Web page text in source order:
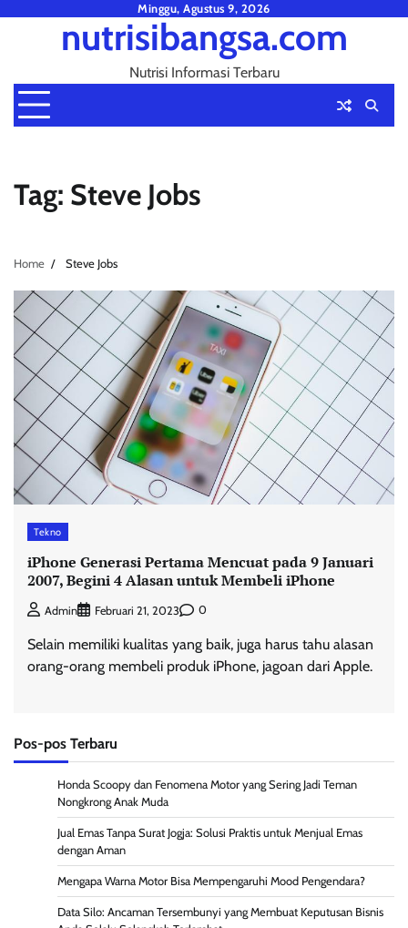
Minggu, Agustus 9, 2026
nutrisibangsa.com
Nutrisi Informasi Terbaru
Tag: Steve Jobs
Home Steve Jobs
Tekno
iPhone Generasi Pertama Mencuat pada 9 Januari
2007, Begini 4 Alasan untuk Membeli iPhone
Admin Februari 21, 2023 0
Selain memiliki kualitas yang baik, juga harus tahu alasan
orang-orang membeli produk iPhone, jagoan dari Apple.
Pos-pos Terbaru
Honda Scoopy dan Fenomena Motor yang Sering Jadi Teman
Nongkrong Anak Muda
Jual Emas Tanpa Surat Jogja: Solusi Praktis untuk Menjual Emas
dengan Aman
Mengapa Warna Motor Bisa Mempengaruhi Mood Pengendara?
Data Silo: Ancaman Tersembunyi yang Membuat Keputusan Bisnis